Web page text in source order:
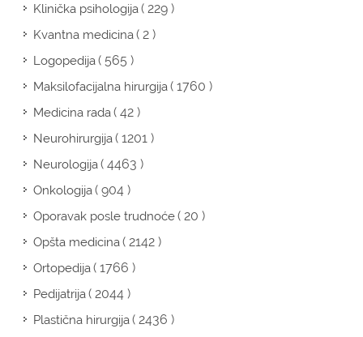
Klinička psihologija( 229 )
Kvantna medicina( 2 )
Logopedija( 565 )
Maksilofacijalna hirurgija( 1760 )
Medicina rada( 42 )
Neurohirurgija( 1201 )
Neurologija( 4463 )
Onkologija( 904 )
Oporavak posle trudnoće( 20 )
Opšta medicina( 2142 )
Ortopedija( 1766 )
Pedijatrija( 2044 )
Plastična hirurgija( 2436 )